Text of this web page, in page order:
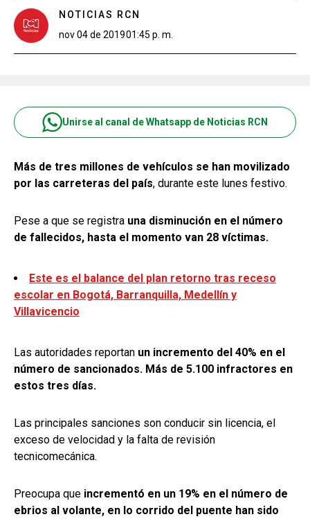
NOTICIAS RCN
nov 04 de 201901:45 p. m.
Unirse al canal de Whatsapp de Noticias RCN
Más de tres millones de vehículos se han movilizado
por las carreteras del país, durante este lunes festivo.
Pese a que se registra una disminución en el número
de fallecidos, hasta el momento van 28 víctimas.
Este es el balance del plan retorno tras receso
escolar en Bogotá, Barranquilla, Medellín y
Villavicencio
Las autoridades reportan un incremento del 40% en el
número de sancionados. Más de 5.100 infractores en
estos tres días.
Las principales sanciones son conducir sin licencia, el
exceso de velocidad y la falta de revisión
tecnicomecánica.
Preocupa que incrementó en un 19% en el número de
ebrios al volante, en lo corrido del puente han sido